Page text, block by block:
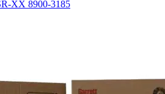
XX 8900-3185